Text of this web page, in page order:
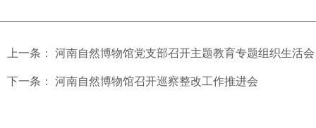
上一条： 河南自然博物馆党支部召开主题教育专题组织生活会
下一条： 河南自然博物馆召开巡察整改工作推进会